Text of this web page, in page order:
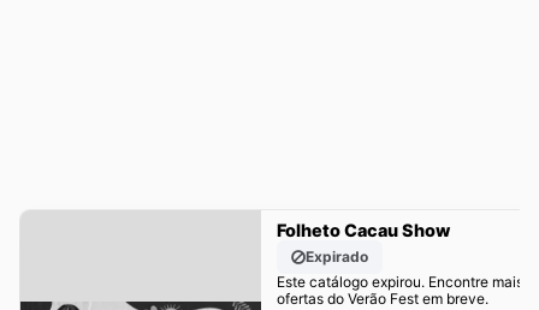
Folheto Cacau Show
Expirado
Este catálogo expirou. Encontre mais
ofertas do Verão Fest em breve.